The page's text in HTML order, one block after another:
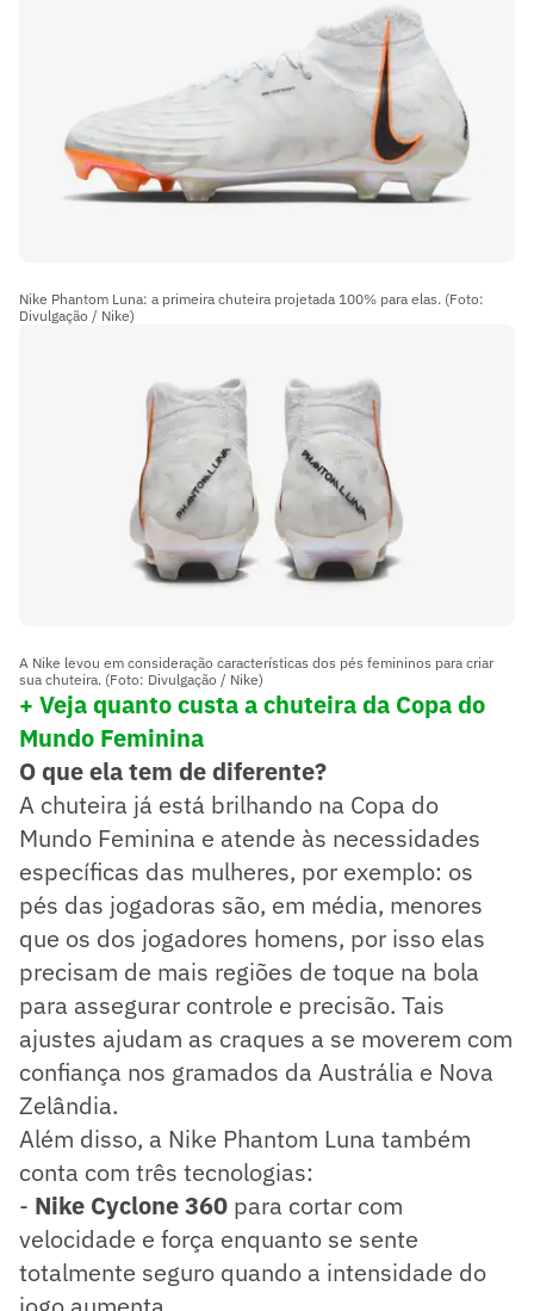
Nike Phantom Luna: a primeira chuteira projetada 100% para elas. (Foto:
Divulgação / Nike)
A Nike levou em consideração características dos pés femininos para criar
sua chuteira. (Foto: Divulgação / Nike)
+ Veja quanto custa a chuteira da Copa do
Mundo Feminina
O que ela tem de diferente?
A chuteira já está brilhando na Copa do
Mundo Feminina e atende às necessidades
específicas das mulheres, por exemplo: os
pés das jogadoras são, em média, menores
que os dos jogadores homens, por isso elas
precisam de mais regiões de toque na bola
para assegurar controle e precisão. Tais
ajustes ajudam as craques a se moverem com
confiança nos gramados da Austrália e Nova
Zelândia.
Além disso, a Nike Phantom Luna também
conta com três tecnologias:
- Nike Cyclone 360 para cortar com
velocidade e força enquanto se sente
totalmente seguro quando a intensidade do